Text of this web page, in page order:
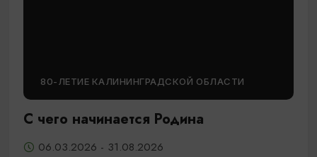
80-ЛЕТИЕ КАЛИНИНГРАДСКОЙ ОБЛАСТИ
С чего начинается Родина
06.03.2026 - 31.08.2026